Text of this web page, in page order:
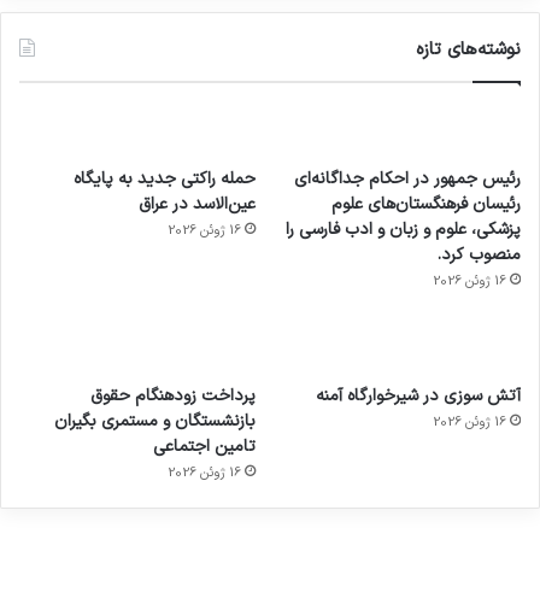
نوشته‌های تازه
رئیس جمهور در احکام جداگانه‌ای
رئیسان فرهنگستان‌های علوم
پزشکی، علوم و زبان و ادب فارسی را
منصوب کرد.
16 ژوئن 2026
حمله راکتی جدید به پایگاه
عین‌الاسد در عراق
16 ژوئن 2026
آتش سوزی در شیرخوارگاه آمنه
16 ژوئن 2026
پرداخت زودهنگام حقوق
بازنشستگان و مستمری بگیران
تامین اجتماعی
16 ژوئن 2026
برای
کشف
توسط
مجازی
…
ساعت
هوشمند
با طعم
توسط
ژاکت
در
های
2023
توسط